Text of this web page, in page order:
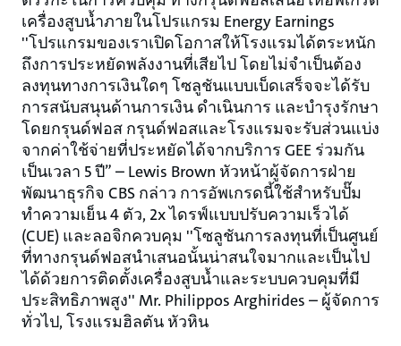
เครื่องสูบน้ำภายในโปรแกรม Energy Earnings
''โปรแกรมของเราเปิดโอกาสให้โรงแรมได้ตระหนัก
ถึงการประหยัดพลังงานที่เสียไป โดยไม่จำเป็นต้อง
ลงทุนทางการเงินใดๆ โซลูชันแบบเบ็ดเสร็จจะได้รับ
การสนับสนุนด้านการเงิน ดำเนินการ และบำรุงรักษา
โดยกรุนด์ฟอส กรุนด์ฟอสและโรงแรมจะรับส่วนแบ่ง
จากค่าใช้จ่ายที่ประหยัดได้จากบริการ GEE ร่วมกัน
เป็นเวลา 5 ปี” – Lewis Brown หัวหน้าผู้จัดการฝ่าย
พัฒนาธุรกิจ CBS กล่าว การอัพเกรดนี้ใช้สำหรับปั๊ม
ทำความเย็น 4 ตัว, 2x ไดรฟ์แบบปรับความเร็วได้
(CUE) และลอจิกควบคุม ''โซลูชันการลงทุนที่เป็นศูนย์
ที่ทางกรุนด์ฟอสนำเสนอนั้นน่าสนใจมากและเป็นไป
ได้ด้วยการติดตั้งเครื่องสูบน้ำและระบบควบคุมที่มี
ประสิทธิภาพสูง'' Mr. Philippos Arghirides – ผู้จัดการ
ทั่วไป, โรงแรมฮิลตัน หัวหิน